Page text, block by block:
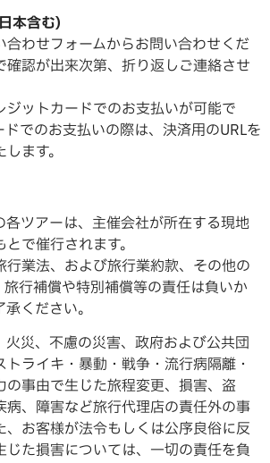
本含む)
合わせフォームからお問い合わせくだ
確認が出来次第、折り返しご連絡させ
ジットカードでのお支払いが可能で
でのお支払いの際は、決済用のURLを
ます。
ツアーは、主催会社が所在する現地
で催行されます。
行業法、および旅行業約款、その他の
行補償や特別補償等の責任は負いか
ください。
災、不慮の災害、政府および公共団
ライキ・暴動・戦争・流行病隔離・
の事由で生じた旅程変更、損害、盗
病、障害など旅行代理店の責任外の事
、お客様が法令もしくは公序良俗に反
じた損害については、一切の責任を負